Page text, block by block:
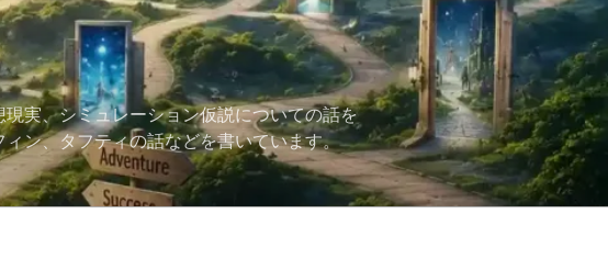
実、シミュレーション仮説についての話を
ン、タフティの話などを書いています。